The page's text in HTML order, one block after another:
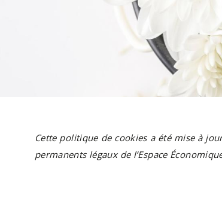
Cette politique de cookies a été mise à
permanents légaux de l’Espace